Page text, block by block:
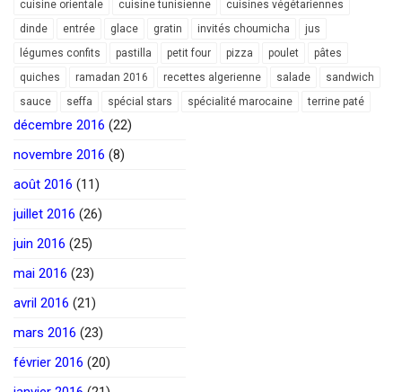
cuisine orientale
cuisine tunisienne
cuisines végétariennes
dinde
entrée glace gratin invités choumicha
jus
légumes confits
pastilla petit four pizza poulet
pâtes
quiches
ramadan 2016 recettes algerienne salade
sandwich
sauce
seffa spécial stars spécialité marocaine terrine paté
décembre 2016 (22)
novembre 2016 (8)
août 2016 (11)
juillet 2016 (26)
juin 2016 (25)
mai 2016 (23)
avril 2016 (21)
mars 2016 (23)
février 2016 (20)